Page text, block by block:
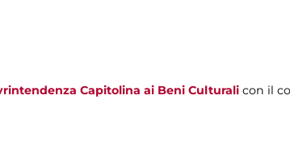
Capitolina ai Beni Culturali con il